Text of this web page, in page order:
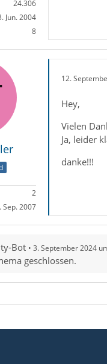
24.306
Jun. 2004
8
2
Sep. 2007
12.
Hey,
Vielen
Ja, leider
danke!!!
Bot 3. September 2024
geschlossen.